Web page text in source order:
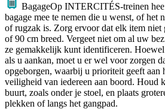
BagageOp INTERCITÉS-treinen
bagage mee te nemen die u wenst, of het
of rugzak is. Zorg ervoor dat elk item niet
of 90 cm breed. Vergeet niet om al uw
ze gemakkelijk kunt identificeren.
als u aankan, moet u er wel voor zorgen
opgeborgen, waarbij u prioriteit geeft aan
veiligheid van iedereen aan boord. Houd
buurt, zoals onder je stoel, en plaats
plekken of langs het gangpad.